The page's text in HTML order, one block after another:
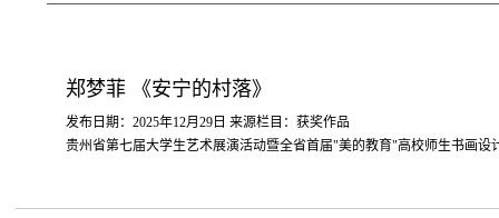
郑梦菲 《安宁的村落》
发布日期：2025年12月29日 来源栏目：获奖作品
贵州省第七届大学生艺术展演活动暨全省首届"美的教育"高校师生书画设